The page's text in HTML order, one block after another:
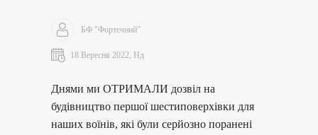
БФ "Фортечний"
18 Вересня 2022, Нд
Днями ми ОТРИМАЛИ дозвіл на
будівництво першої шестиповерхівки для
наших воїнів, які були серйозно поранені